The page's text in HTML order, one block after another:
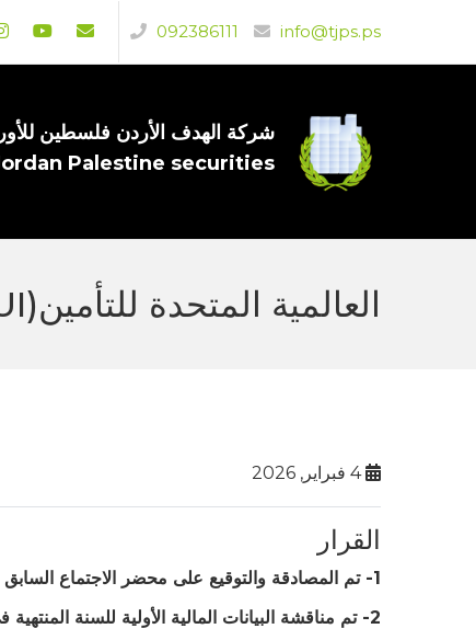
info@tjps.ps
092386111
شركة الهدف الأردن فلسطين
Palestine securities
العالمية المتحدة للتأمين(GUI) تعقد اجتماع مجلس ادراتها في 31/01/2026.
4 فبراير, 2026
القرار
1- تم المصادقة والتوقيع على محضر الاجتماع السابق رقم (6) للعام 2025 .
2- تم مناقشة البيانات المالية الأولية للسنة المنتهية في 31/12/2025 والموافقة عليها بالاجماع .